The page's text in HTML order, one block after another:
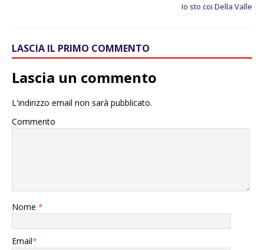
Io sto coi Della Valle
LASCIA IL PRIMO COMMENTO
Lascia un commento
L'indirizzo email non sarà pubblicato.
Commento
Nome *
Email*